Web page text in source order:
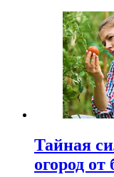
Тайная
огород